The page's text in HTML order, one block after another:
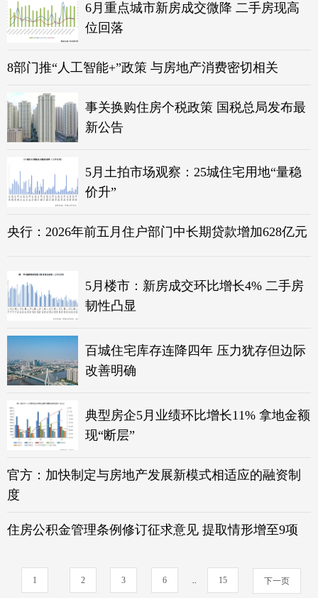
6月重点城市新房成交微降 二手房现高
位回落
8部门推“人工智能+”政策 与房地产消费密切相关
事关换购住房个税政策 国税总局发布最
新公告
5月土拍市场观察：25城住宅用地“量稳
价升”
央行：2026年前五月住户部门中长期贷款增加628亿元
5月楼市：新房成交环比增长4% 二手房
韧性凸显
百城住宅库存连降四年 压力犹存但边际
改善明确
典型房企5月业绩环比增长11% 拿地金额
现“断层”
官方：加快制定与房地产发展新模式相适应的融资制
度
住房公积金管理条例修订征求意见 提取情形增至9项
1 2 3 6 .. 15 下一页